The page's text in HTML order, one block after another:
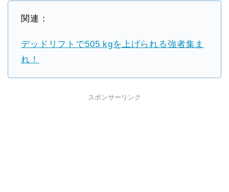
関連：
デッドリフトで505 kgを上げられる強者集ま
れ！
スポンサーリンク